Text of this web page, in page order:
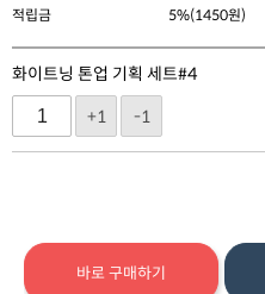
적립금
5%(1450원)
화이트닝 톤업 기획 세트#4
+1
-1
바로 구매하기